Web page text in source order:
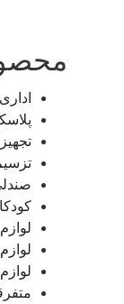
اداری